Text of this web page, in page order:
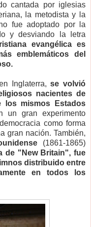
cantada por iglesias
la metodista y la
fue adoptado por la
y desviando la letra
evangélica es
emblemáticos del
Inglaterra,se volvió
nacientes de
mismos Estados
un gran experimento
como forma
gran nación. También,
(1861-1865)
de "New Britain", fue
distribuido entre
en todos los